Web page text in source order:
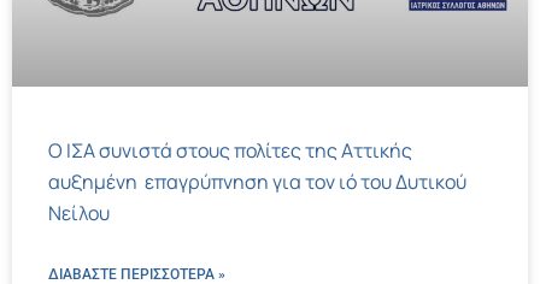
Ο ΙΣΑ συνιστά στους πολίτες της Αττικής
αυξημένη επαγρύπνηση για τον ιό του Δυτικού
Νείλου
ΔΙΑΒΑΣΤΕ ΠΕΡΙΣΣΌΤΕΡΑ »